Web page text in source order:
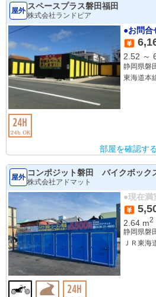
屋外 スペースプラス磐田福田
株式会社ランドピア
●お問合
2.52 ～
静岡県磐
東海道本
部屋を確認す
屋外 コンポジット磐田 バイクボック
株式会社アドマット
●現在満
2.64 m2
静岡県磐
ＪＲ東